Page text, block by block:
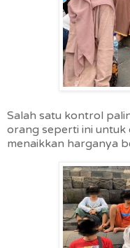
Salah satu kontrol
orang seperti ini untuk
menaikkan harganya